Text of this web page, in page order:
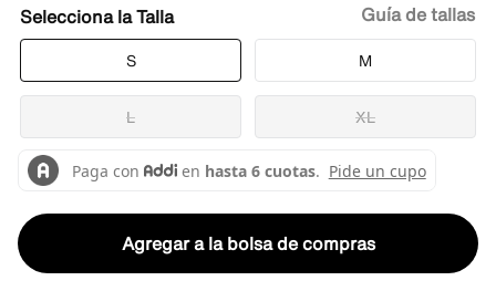
Talla
S M
L XL
Guía de tallas
Agregar a la bolsa de compras